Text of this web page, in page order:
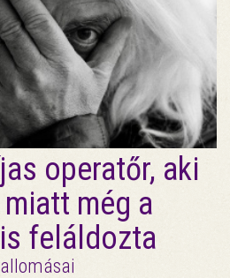
operatőr, aki
még a
feláldozta